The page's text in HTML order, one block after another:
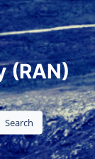
(RAN)